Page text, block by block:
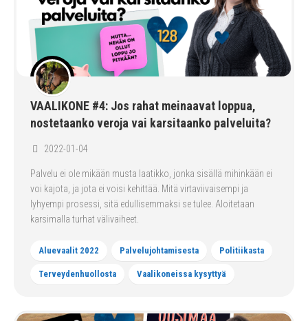
VAALIKONE #4: Jos rahat meinaavat loppua,
nostetaanko veroja vai karsitaanko palveluita?
2022-01-04
Palvelu ei ole mikään musta laatikko, jonka sisällä mihinkään ei
voi kajota, ja jota ei voisi kehittää. Mitä virtaviivaisempi ja
lyhyempi prosessi, sitä edullisemmaksi se tulee. Aloitetaan
karsimalla turhat välivaiheet.
Aluevaalit 2022 Palvelujohtamisesta Politiikasta
Terveydenhuollosta Vaalikoneissa kysyttyä